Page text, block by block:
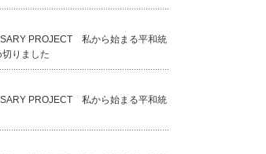
PROJECT 私から始まる平和統
りました
PROJECT 私から始まる平和統